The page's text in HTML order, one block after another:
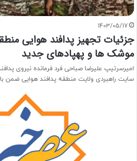
1403/05/17
جزئیات تجهیز پدافند هوایی
موشک ها و پهپادهای جدید
امیرسرتیپ علیرضا صباحی فرد فرمانده نیروی
سایت راهبردی ولایت منطقه پدافند هوایی ضمن